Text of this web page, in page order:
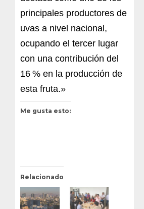
principales productores de
uvas a nivel nacional,
ocupando el tercer lugar
con una contribución del
16 % en la producción de
esta fruta.»
Me gusta esto:
Relacionado